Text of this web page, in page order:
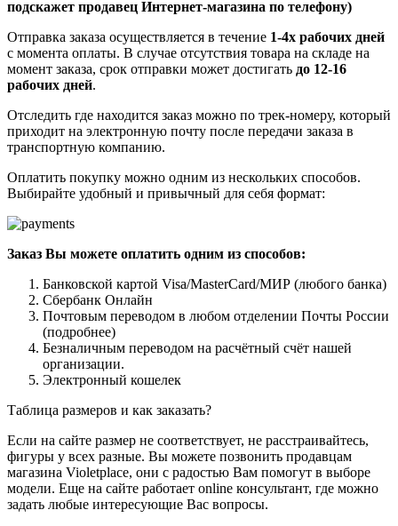
подскажет продавец Интернет-магазина по телефону)
Отправка заказа осуществляется в течение 1-4х рабочих дней
с момента оплаты. В случае отсутствия товара на складе на
момент заказа, срок отправки может достигать до 12-16
рабочих дней.
Отследить где находится заказ можно по трек-номеру, который
приходит на электронную почту после передачи заказа в
транспортную компанию.
Оплатить покупку можно одним из нескольких способов.
Выбирайте удобный и привычный для себя формат:
Заказ Вы можете оплатить одним из способов:
Банковской картой Visa/MasterCard/МИР (любого банка)
Сбербанк Онлайн
Почтовым переводом в любом отделении Почты России
(подробнее)
Безналичным переводом на расчётный счёт нашей
организации.
Электронный кошелек
Таблица размеров и как заказать?
Если на сайте размер не соответствует, не расстраивайтесь,
фигуры у всех разные. Вы можете позвонить продавцам
магазина Violetplace, они с радостью Вам помогут в выборе
модели. Еще на сайте работает online консультант, где можно
задать любые интересующие Вас вопросы.